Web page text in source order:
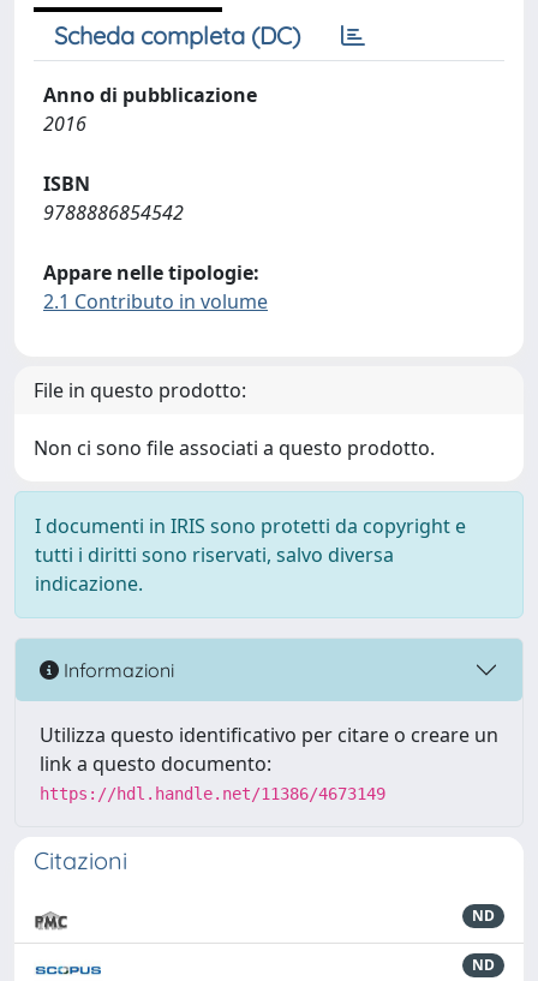
Scheda completa (DC)
Anno di pubblicazione
2016
ISBN
9788886854542
Appare nelle tipologie:
2.1 Contributo in volume
File in questo prodotto:
Non ci sono file associati a questo prodotto.
I documenti in IRIS sono protetti da copyright e
tutti i diritti sono riservati, salvo diversa
indicazione.
Informazioni
Utilizza questo identificativo per citare o creare un
link a questo documento:
https://hdl.handle.net/11386/4673149
Citazioni
ND
ND